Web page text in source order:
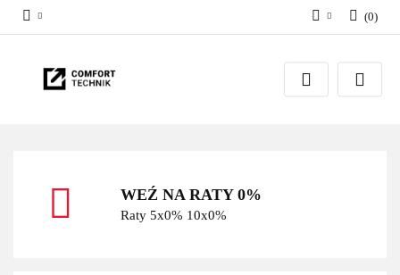
Zaloguj się
Zarejestruj się
(0)
WEŹ NA RATY 0%
Raty 5x0% 10x0%